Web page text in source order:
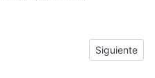
del tercer y cuarto día de
Next article:
Siguiente